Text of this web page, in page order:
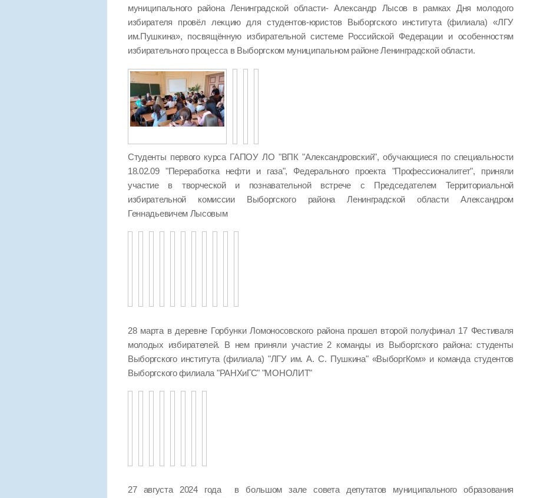
муниципального района Ленинградской области- Александр Лысов в рамках Дня молодого
избирателя провёл лекцию для студентов-юристов Выборгского института (филиала) «ЛГУ
им.Пушкина», посвящённую избирательной системе Российской Федерации и особенностям
избирательного процесса в Выборгском муниципальном районе Ленинградской области.
Студенты первого курса ГАПОУ ЛО "ВПК "Александровский", обучающиеся по специальности
18.02.09 "Переработка нефти и газа", Федерального проекта "Профессионалитет", приняли
участие в творческой и познавательной встрече с Председателем Территориальной
избирательной комиссии Выборгского района Ленинградской области Александром
Геннадьевичем Лысовым
28 марта в деревне Горбунки Ломоносовского района прошел второй полуфинал 17 Фестиваля
молодых избирателей. В нем приняли участие 2 команды из Выборгского района: студенты
Выборгского института (филиала) "ЛГУ им. А. С. Пушкина" «ВыборгКом» и команда студентов
Выборгского филиала "РАНХиГС" "МОНОЛИТ"
27 августа 2024 года в большом зале совета депутатов муниципального образования